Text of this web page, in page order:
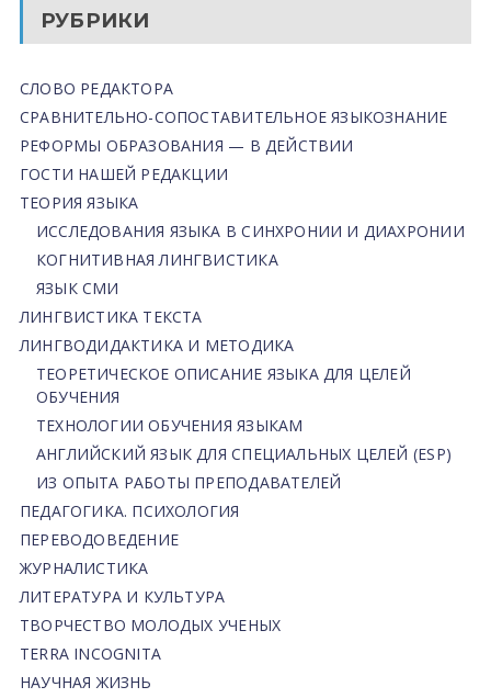
РУБРИКИ
СЛОВО РЕДАКТОРА
СРАВНИТЕЛЬНО-СОПОСТАВИТЕЛЬНОЕ ЯЗЫКОЗНАНИЕ
РЕФОРМЫ ОБРАЗОВАНИЯ — В ДЕЙСТВИИ
ГОСТИ НАШЕЙ РЕДАКЦИИ
ТЕОРИЯ ЯЗЫКА
ИССЛЕДОВАНИЯ ЯЗЫКА В СИНХРОНИИ И ДИАХРОНИИ
КОГНИТИВНАЯ ЛИНГВИСТИКА
ЯЗЫК СМИ
ЛИНГВИСТИКА ТЕКСТА
ЛИНГВОДИДАКТИКА И МЕТОДИКА
ТЕОРЕТИЧЕСКОЕ ОПИСАНИЕ ЯЗЫКА ДЛЯ ЦЕЛЕЙ
ОБУЧЕНИЯ
ТЕХНОЛОГИИ ОБУЧЕНИЯ ЯЗЫКАМ
АНГЛИЙСКИЙ ЯЗЫК ДЛЯ СПЕЦИАЛЬНЫХ ЦЕЛЕЙ (ESP)
ИЗ ОПЫТА РАБОТЫ ПРЕПОДАВАТЕЛЕЙ
ПЕДАГОГИКА. ПСИХОЛОГИЯ
ПЕРЕВОДОВЕДЕНИЕ
ЖУРНАЛИСТИКА
ЛИТЕРАТУРА И КУЛЬТУРА
ТВОРЧЕСТВО МОЛОДЫХ УЧЕНЫХ
TERRA INCOGNITA
НАУЧНАЯ ЖИЗНЬ